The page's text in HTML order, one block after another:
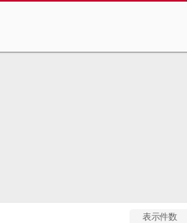
表示件数